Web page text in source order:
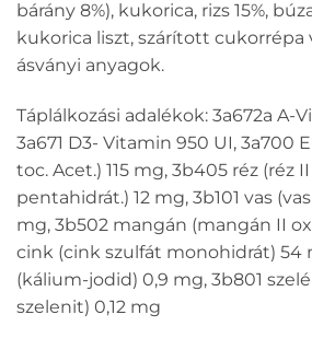
bárány 8%), kukorica, rizs 15%,
kukorica liszt, szárított cukorrépa
ásványi anyagok.
Táplálkozási adalékok: 3a672a A-
3a671 D3- Vitamin 950 UI, 3a700
toc. Acet.) 115 mg, 3b405 réz (réz
pentahidrát.) 12 mg, 3b101 vas
mg, 3b502 mangán (mangán II
cink (cink szulfát monohidrát) 54
(kálium-jodid) 0,9 mg, 3b801
szelenit) 0,12 mg